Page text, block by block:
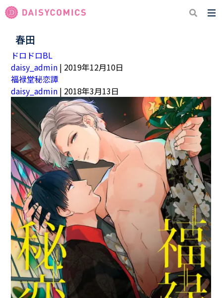
春田
ドロドロBL
daisy_admin | 2019年12月10日
福禄堂秘恋譚
daisy_admin | 2018年3月13日